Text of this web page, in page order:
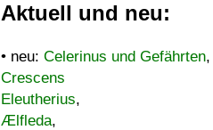
Aktuell und neu:
• neu: Celerinus und Gefährten,
Crescens
Eleutherius,
Ælfleda,